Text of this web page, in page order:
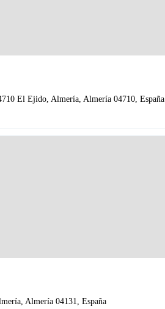
El Ejido, Almería, Almería 04710, España
Almería 04131, España